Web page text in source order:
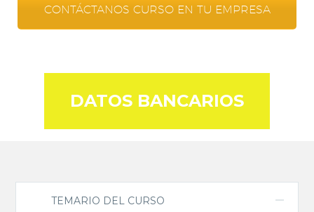
CONTÁCTANOS CURSO EN TU EMPRESA
DATOS BANCARIOS
TEMARIO DEL CURSO